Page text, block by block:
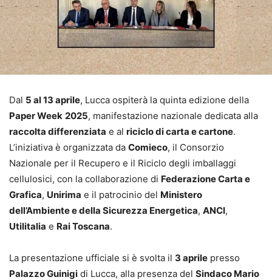
Dal 5 al 13 aprile, Lucca ospiterà la quinta edizione della
Paper Week 2025, manifestazione nazionale dedicata alla
raccolta differenziata e al riciclo di carta e cartone.
L’iniziativa è organizzata da Comieco, il Consorzio
Nazionale per il Recupero e il Riciclo degli imballaggi
cellulosici, con la collaborazione di Federazione Carta e
Grafica, Unirima e il patrocinio del Ministero
dell’Ambiente e della Sicurezza Energetica, ANCI,
Utilitalia e Rai Toscana.
La presentazione ufficiale si è svolta il 3 aprile presso
Palazzo Guinigi di Lucca, alla presenza del Sindaco Mario